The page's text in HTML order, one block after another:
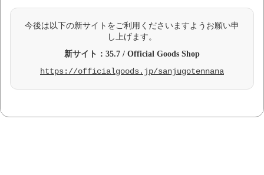
今後は以下の新サイトをご利用くださいますようお願い申
し上げます。
新サイト：35.7 / Official Goods Shop
https://officialgoods.jp/sanjugotennana